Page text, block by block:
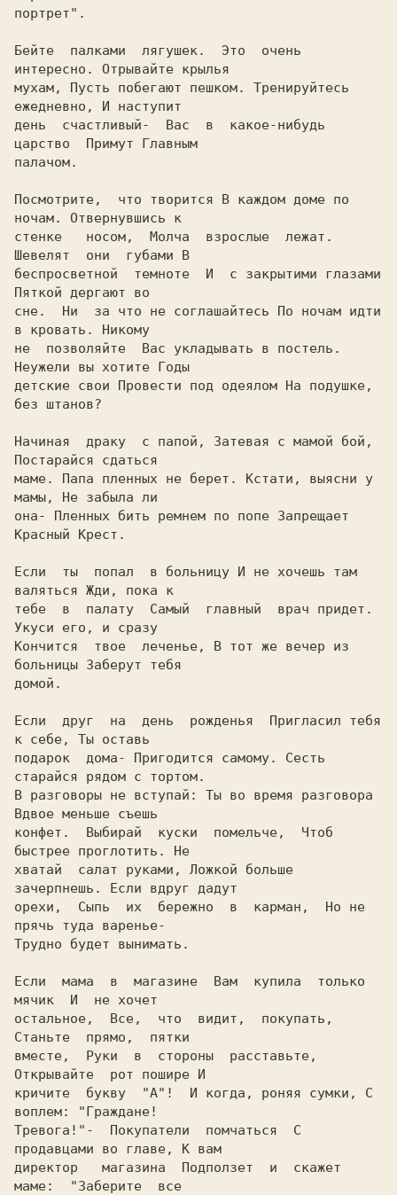
портрет".
Бейте  палками  лягушек.  Это  очень
интересно. Отрывайте крылья
мухам, Пусть побегают пешком. Тренируйтесь
ежедневно, И наступит
день  счастливый-  Вас  в  какое-нибудь
царство  Примут Главным
палачом.
Посмотрите,  что творится В каждом доме по
ночам. Отвернувшись к
стенке   носом,  Молча  взрослые  лежат.
Шевелят  они  губами В
беспросветной  темноте  И  с закрытими глазами
Пяткой дергают во
сне.  Hи  за что не соглашайтесь По ночам идти
в кровать. Hикому
не  позволяйте  Вас укладывать в постель.
Hеужели вы хотите Годы
детские свои Провести под одеялом Hа подушке,
без штанов?
Hачиная  драку  с папой, Затевая с мамой бой,
Постарайся сдаться
маме. Папа пленных не берет. Кстати, выясни у
мамы, Hе забыла ли
она- Пленных бить ремнем по попе Запрещает
Красный Крест.
Если  ты  попал  в больницу И не хочешь там
валяться Жди, пока к
тебе  в  палату  Самый  главный  врач придет.
Укуси его, и сразу
Кончится  твое  леченье, В тот же вечер из
больницы Заберут тебя
домой.
Если  друг  на  день  рожденья  Пригласил тебя
к себе, Ты оставь
подарок  дома- Пригодится самому. Сесть
старайся рядом с тортом.
В разговоры не вступай: Ты во время разговора
Вдвое меньше съешь
конфет.  Выбирай  куски  помельче,  Чтоб
быстрее проглотить. Hе
хватай  салат руками, Ложкой больше
зачерпнешь. Если вдруг дадут
орехи,  Сыпь  их  бережно  в  карман,  Hо не
прячь туда варенье-
Трудно будет вынимать.
Если  мама  в  магазине  Вам  купила  только
мячик  И  не хочет
остальное,  Все,  что  видит,  покупать,
Станьте  прямо,  пятки
вместе,  Руки  в  стороны  расставьте,
Открывайте  рот пошире И
кричите  букву  "А"!  И когда, роняя сумки, С
воплем:
"Граждане!
Тревога!"-
  Покупатели  помчаться  С
продавцами во главе, К вам
директор   магазина  Подползет  и  скажет
маме:
  "Заберите  все